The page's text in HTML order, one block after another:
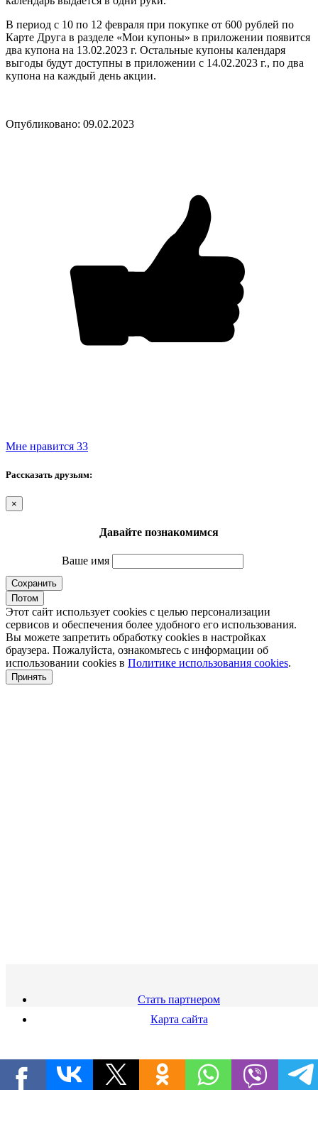
В период с 10 по 12 февраля при покупке от 600 рублей по
Карте Друга в разделе «Мои купоны» в приложении появится
два купона на 13.02.2023 г. Остальные купоны календаря
выгоды будут доступны в приложении с 14.02.2023 г., по два
купона на каждый день акции.
Опубликовано: 09.02.2023
Мне нравится 33
Рассказать друзьям:
Стать партнером
Карта сайта
8 800 444 21 00
info@friendsclub.ru
×
Давайте познакомимся
Ваше имя
Сохранить
Потом
Этот сайт использует cookies с целью персонализации
сервисов и обеспечения более удобного его использования.
Вы можете запретить обработку cookies в настройках
браузера. Пожалуйста, ознакомьтесь с информации об
использовании cookies в Политике использования cookies.
Принять